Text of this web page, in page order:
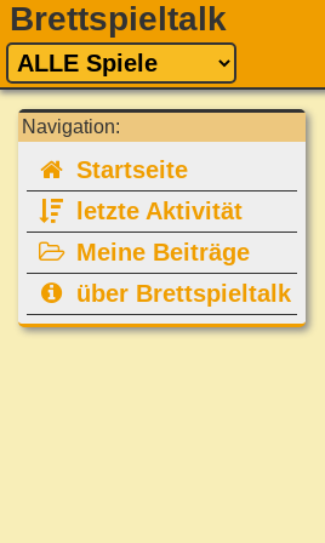
Brettspieltalk
Navigation:
Startseite
letzte Aktivität
Meine Beiträge
über Brettspieltalk